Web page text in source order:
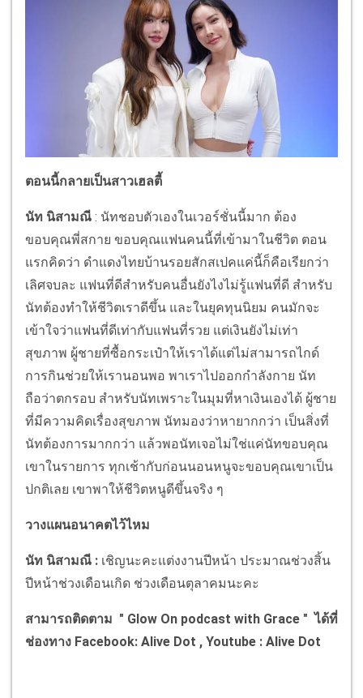
ตอนนี้กลายเป็นสาวเฮลตี้
นัท นิสามณี : นัทชอบตัวเองในเวอร์ชั่นนี้มาก ต้อง
ขอบคุณพี่สกาย ขอบคุณแฟนคนนี้ที่เข้ามาในชีวิต ตอน
แรกคิดว่า ดำแดงไทยบ้านรอยสักสเปคแค่นี้ก็คือเรียกว่า
เลิศจบละ แฟนที่ดีสำหรับคนอื่นยังไงไม่รู้แฟนที่ดี สำหรับ
นัทต้องทำให้ชีวิตเราดีขึ้น และในยุคทุนนิยม คนมักจะ
เข้าใจว่าแฟนที่ดีเท่ากับแฟนที่รวย แต่เงินยังไม่เท่า
สุขภาพ ผู้ชายที่ซื้อกระเป๋าให้เราได้แต่ไม่สามารถไกด์
การกินช่วยให้เรานอนพอ พาเราไปออกกำลังกาย นัท
ถือว่าตกรอบ สำหรับนัทเพราะในมุมที่หาเงินเองได้ ผู้ชาย
ที่มีความคิดเรื่องสุขภาพ นัทมองว่าหายากกว่า เป็นสิ่งที่
นัทต้องการมากกว่า แล้วพอนัทเจอไม่ใช่แค่นัทขอบคุณ
เขาในรายการ ทุกเช้ากับก่อนนอนหนูจะขอบคุณเขาเป็น
ปกติเลย เขาพาให้ชีวิตหนูดีขึ้นจริง ๆ
วางแผนอนาคตไว้ไหม
นัท นิสามณี : เชิญนะคะแต่งงานปีหน้า ประมาณช่วงสิ้น
ปีหน้าช่วงเดือนเกิด ช่วงเดือนตุลาคมนะคะ
สามารถติดตาม " Glow On podcast with Grace " ได้ที่
ช่องทาง Facebook: Alive Dot , Youtube : Alive Dot